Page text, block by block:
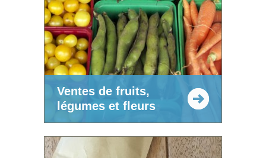
Ventes de fruits,
légumes et fleurs